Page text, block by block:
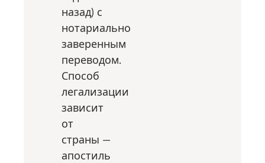
назад) с
нотариально
заверенным
переводом.
Способ
легализации
зависит
от
страны —
апостиль